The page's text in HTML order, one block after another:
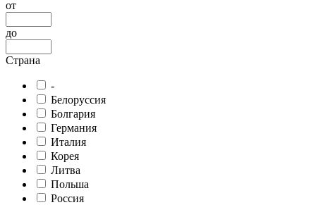
от
до
Страна
-
Белоруссия
Болгария
Германия
Италия
Корея
Литва
Польша
Россия